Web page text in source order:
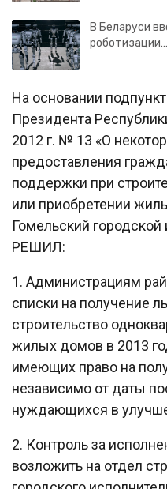
В Беларуси
роботизации…
На основании
Президента
2012 г. № 13 «О
предоставления
поддержки при
или приобретении
Гомельский
РЕШИЛ:
1. Администрациям
списки на получение
строительство
жилых домов в 2013
имеющих право на
независимо от даты
нуждающихся в
2. Контроль за
возложить на отдел